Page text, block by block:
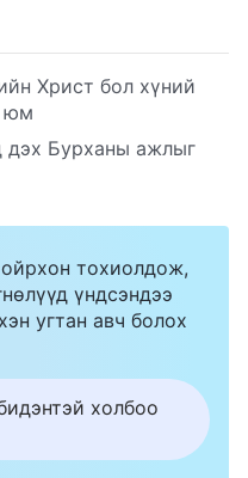
Христ бол хүний
юм
Бурханы ажлыг
тохиолдож,
үндсэндээ
угтан авч болох
холбоо